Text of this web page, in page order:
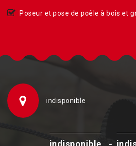
Poseur et pose de poêle à bois et
indisponible
indisponible